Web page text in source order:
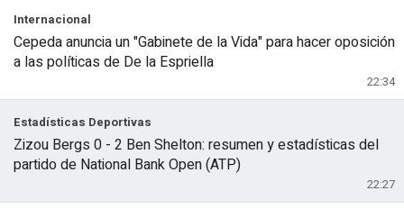
22:34
Internacional
Cepeda anuncia un "Gabinete de la Vida" para hacer oposición
a las políticas de De la Espriella
22:27
Estadísticas Deportivas
Zizou Bergs 0 - 2 Ben Shelton: resumen y estadísticas del
partido de National Bank Open (ATP)